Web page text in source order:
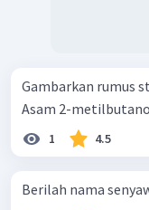
Gambarkan rumus
Asam 2-
1 4.5
Berilah nama